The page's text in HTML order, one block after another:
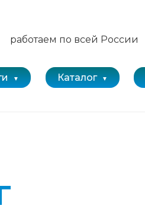
работаем по всей России
Каталог